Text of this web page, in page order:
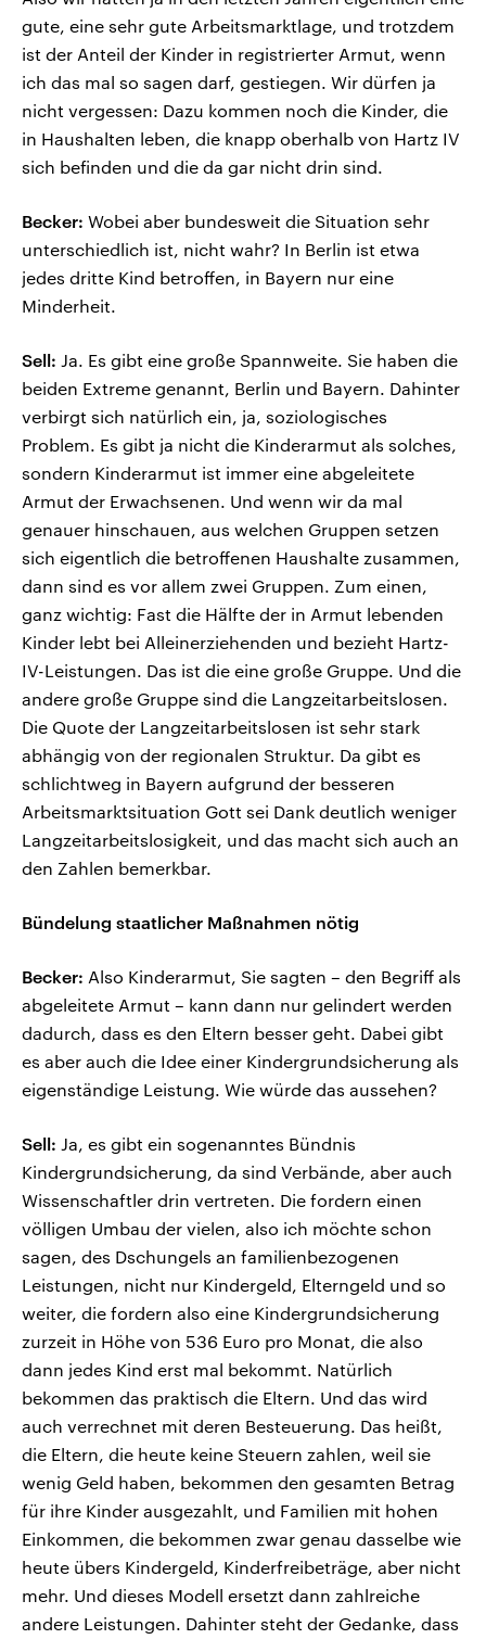
gute, eine sehr gute Arbeitsmarktlage, und trotzdem
ist der Anteil der Kinder in registrierter Armut, wenn
ich das mal so sagen darf, gestiegen. Wir dürfen ja
nicht vergessen: Dazu kommen noch die Kinder, die
in Haushalten leben, die knapp oberhalb von Hartz IV
sich befinden und die da gar nicht drin sind.
Becker: Wobei aber bundesweit die Situation sehr
unterschiedlich ist, nicht wahr? In Berlin ist etwa
jedes dritte Kind betroffen, in Bayern nur eine
Minderheit.
Sell: Ja. Es gibt eine große Spannweite. Sie haben die
beiden Extreme genannt, Berlin und Bayern. Dahinter
verbirgt sich natürlich ein, ja, soziologisches
Problem. Es gibt ja nicht die Kinderarmut als solches,
sondern Kinderarmut ist immer eine abgeleitete
Armut der Erwachsenen. Und wenn wir da mal
genauer hinschauen, aus welchen Gruppen setzen
sich eigentlich die betroffenen Haushalte zusammen,
dann sind es vor allem zwei Gruppen. Zum einen,
ganz wichtig: Fast die Hälfte der in Armut lebenden
Kinder lebt bei Alleinerziehenden und bezieht Hartz-
IV-Leistungen. Das ist die eine große Gruppe. Und die
andere große Gruppe sind die Langzeitarbeitslosen.
Die Quote der Langzeitarbeitslosen ist sehr stark
abhängig von der regionalen Struktur. Da gibt es
schlichtweg in Bayern aufgrund der besseren
Arbeitsmarktsituation Gott sei Dank deutlich weniger
Langzeitarbeitslosigkeit, und das macht sich auch an
den Zahlen bemerkbar.
Bündelung staatlicher Maßnahmen nötig
Becker: Also Kinderarmut, Sie sagten – den Begriff als
abgeleitete Armut – kann dann nur gelindert werden
dadurch, dass es den Eltern besser geht. Dabei gibt
es aber auch die Idee einer Kindergrundsicherung als
eigenständige Leistung. Wie würde das aussehen?
Sell: Ja, es gibt ein sogenanntes Bündnis
Kindergrundsicherung, da sind Verbände, aber auch
Wissenschaftler drin vertreten. Die fordern einen
völligen Umbau der vielen, also ich möchte schon
sagen, des Dschungels an familienbezogenen
Leistungen, nicht nur Kindergeld, Elterngeld und so
weiter, die fordern also eine Kindergrundsicherung
zurzeit in Höhe von 536 Euro pro Monat, die also
dann jedes Kind erst mal bekommt. Natürlich
bekommen das praktisch die Eltern. Und das wird
auch verrechnet mit deren Besteuerung. Das heißt,
die Eltern, die heute keine Steuern zahlen, weil sie
wenig Geld haben, bekommen den gesamten Betrag
für ihre Kinder ausgezahlt, und Familien mit hohen
Einkommen, die bekommen zwar genau dasselbe wie
heute übers Kindergeld, Kinderfreibeträge, aber nicht
mehr. Und dieses Modell ersetzt dann zahlreiche
andere Leistungen. Dahinter steht der Gedanke, dass